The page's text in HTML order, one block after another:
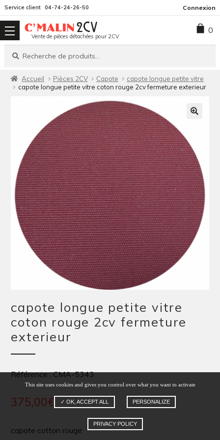
la
navigation
contenu
Service client 04-74-24-26-50 Connexion
Vente de pièces détachées pour 2CV
Recherche
Recherche
0
Accueil Pièces 2CV Capote
capote longue petite vitre
capote longue petite vitre coton rouge 2cv fermeture exterieur
capote longue petite vitre
coton rouge 2cv fermeture
exterieur
Référence : CMA-5343
375,00€
capote cotton rouge
This site uses cookies and gives you control over what you want to activate
✓ OK, ACCEPT ALL PERSONALIZE
PRIVACY POLICY